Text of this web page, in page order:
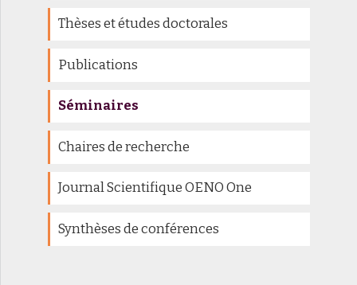
Thèses et études doctorales
Publications
Séminaires
Chaires de recherche
Journal Scientifique OENO One
Synthèses de conférences